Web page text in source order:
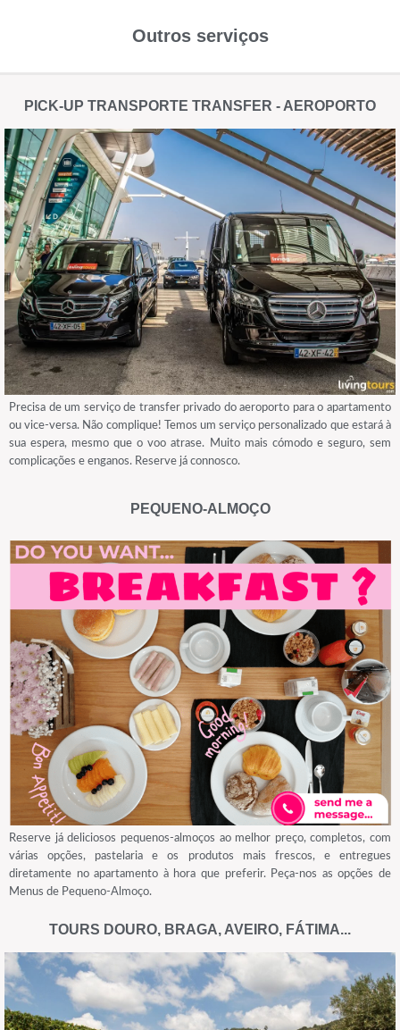
Outros serviços
PICK-UP TRANSPORTE TRANSFER - AEROPORTO
Precisa de um serviço de transfer privado do aeroporto para o apartamento
ou vice-versa. Não complique! Temos um serviço personalizado que estará à
sua espera, mesmo que o voo atrase. Muito mais cómodo e seguro, sem
complicações e enganos. Reserve já connosco.
PEQUENO-ALMOÇO
Reserve já deliciosos pequenos-almoços ao melhor preço, completos, com
várias opções, pastelaria e os produtos mais frescos, e entregues
diretamente no apartamento à hora que preferir. Peça-nos as opções de
Menus de Pequeno-Almoço.
TOURS DOURO, BRAGA, AVEIRO, FÁTIMA...